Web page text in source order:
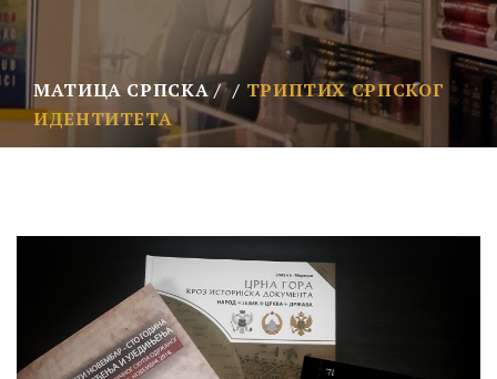
МАТИЦА СРПСКА
ТРИПТИХ СРПСКОГ
ИДЕНТИТЕТА